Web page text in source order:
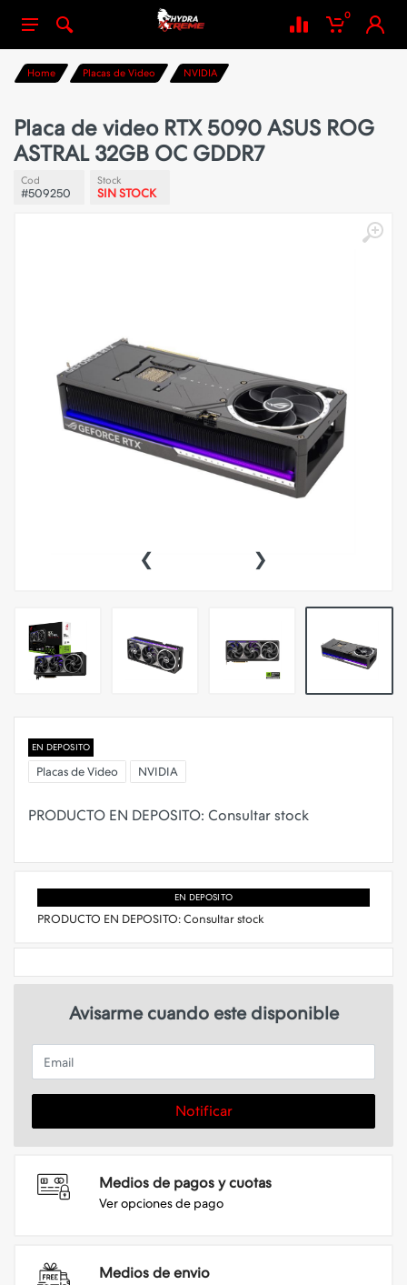
0
Home Placas de Video NVIDIA
Placa de video RTX 5090 ASUS ROG
ASTRAL 32GB OC GDDR7
Cod
#509250
Stock
SIN STOCK
‹ ›
EN DEPOSITO
Placas de Video NVIDIA
PRODUCTO EN DEPOSITO: Consultar stock
EN DEPOSITO
PRODUCTO EN DEPOSITO: Consultar stock
Avisarme cuando este disponible
Email
Notificar
Medios de pagos y cuotas
Ver opciones de pago
Medios de envio